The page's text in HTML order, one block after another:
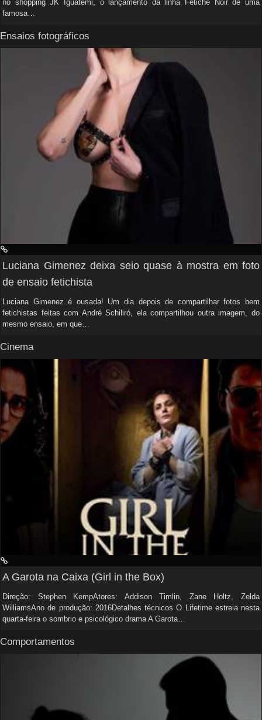
no shopping JK Iguatemi, o lançamento da linha Fetiche Noir de uma
famosa…
Ensaios fotográficos
Luciana Gimenez deixa seio quase à mostra em foto
de ensaio fetichista
Luciana Gimenez é ousada! Um dia depois de compartilhar fotos bem
fetichistas feitas com André Schiliró, ela compartilhou outra imagem, do
mesmo ensaio, em que…
Cinema
A Garota na Caixa (Girl in the Box)
Direção: Stephen KempAtores: Addison Timlin, Zane Holtz, Zelda
WilliamsAno de produção: 2016Detalhes técnicos O Lifetime estreia nesta
quarta-feira o sombrio e psicológico drama A Garota…
Comportamentos